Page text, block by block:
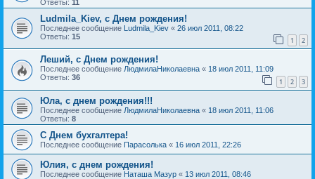
Ответы: 11
Ludmila_Kiev, с Днем рождения!
Последнее сообщение Ludmila_Kiev « 26 июл 2011, 08:22
Ответы: 15 1 2
Леший, с Днем рождения!
Последнее сообщение ЛюдмилаНиколаевна « 18 июл 2011, 11:09
Ответы: 36 1 2 3
Юла, с днем рождения!!!
Последнее сообщение ЛюдмилаНиколаевна « 18 июл 2011, 11:06
Ответы: 8
С Днем бухгалтера!
Последнее сообщение Парасолька « 16 июл 2011, 22:26
Юлия, с днем рождения!
Последнее сообщение Наташа Мазур « 13 июл 2011, 08:46